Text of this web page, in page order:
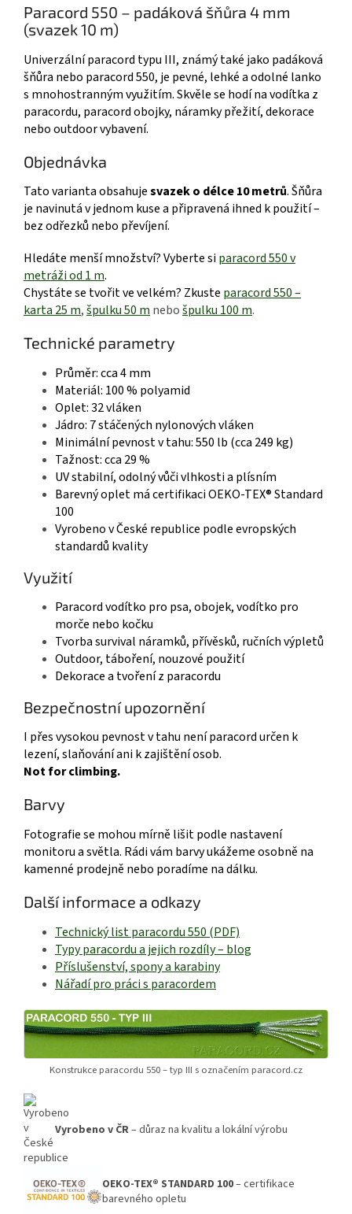
Paracord 550 – padáková šňůra 4 mm
(svazek 10 m)
Univerzální paracord typu III, známý také jako padáková
šňůra nebo paracord 550, je pevné, lehké a odolné lanko
s mnohostranným využitím. Skvěle se hodí na vodítka z
paracordu, paracord obojky, náramky přežití, dekorace
nebo outdoor vybavení.
Objednávka
Tato varianta obsahujesvazek o délce 10 metrů. Šňůra
je navinutá v jednom kuse a připravená ihned k použití –
bez odřezků nebo převíjení.
Hledáte menší množství? Vyberte siparacord 550 v
metráži od 1 m.
Chystáte se tvořit ve velkém? Zkuste paracord 550 –
karta 25 m,špulku 50 m nebošpulku 100 m.
Technické parametry
Průměr: cca 4 mm
Materiál: 100 % polyamid
Oplet: 32 vláken
Jádro: 7 stáčených nylonových vláken
Minimální pevnost v tahu: 550 lb (cca 249 kg)
Tažnost: cca 29 %
UV stabilní, odolný vůči vlhkosti a plísním
Barevný oplet má certifikaci OEKO-TEX® Standard
100
Vyrobeno v České republice podle evropských
standardů kvality
Využití
Paracord vodítko pro psa, obojek, vodítko pro
morče nebo kočku
Tvorba survival náramků, přívěsků, ručních výpletů
Outdoor, táboření, nouzové použití
Dekorace a tvoření z paracordu
Bezpečnostní upozornění
I přes vysokou pevnost v tahu není paracord určen k
lezení, slaňování ani k zajištění osob.
Not for climbing.
Barvy
Fotografie se mohou mírně lišit podle nastavení
monitoru a světla. Rádi vám barvy ukážeme osobně na
kamenné prodejně nebo poradíme na dálku.
Další informace a odkazy
Technický list paracordu 550 (PDF)
Typy paracordu a jejich rozdíly – blog
Příslušenství, spony a karabiny
Nářadí pro práci s paracordem
Konstrukce paracordu 550 – typ III s označením paracord.cz
Vyrobeno v ČR– důraz na kvalitu a lokální výrobu
OEKO-TEX® STANDARD 100– certifikace
barevného opletu